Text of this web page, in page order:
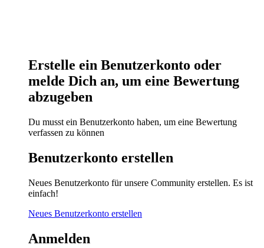
Erstelle ein Benutzerkonto oder
melde Dich an, um eine Bewertung
abzugeben
Du musst ein Benutzerkonto haben, um eine Bewertung
verfassen zu können
Benutzerkonto erstellen
Neues Benutzerkonto für unsere Community erstellen. Es ist
einfach!
Neues Benutzerkonto erstellen
Anmelden